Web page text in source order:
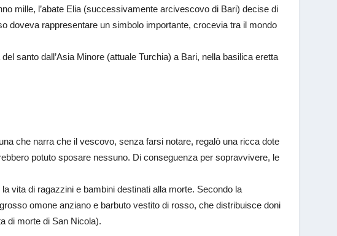
mille, l’abate Elia (successivamente arcivescovo di Bari) decise di
doveva rappresentare un simbolo importante, crocevia tra il mondo
santo dall’Asia Minore (attuale Turchia) a Bari, nella basilica eretta
che narra che il vescovo, senza farsi notare, regalò una ricca dote
potuto sposare nessuno. Di conseguenza per sopravvivere, le
vita di ragazzini e bambini destinati alla morte. Secondo la
omone anziano e barbuto vestito di rosso, che distribuisce doni
di morte di San Nicola).